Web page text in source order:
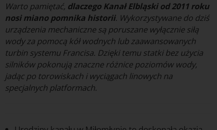
Warto pamiętać, dlaczego Kanał Elbląski od 2011 roku
nosi miano pomnika historii. Wykorzystywane do dziś
urządzenia mechaniczne są poruszane wyłącznie siłą
wody za pomocą kół wodnych lub zaawansowanych
turbin systemu Francisa. Dzięki temu statki bez użycia
silników pokonują znaczne różnice poziomów wody,
jadąc po torowiskach i wyciągach linowych na
specjalnych platformach.